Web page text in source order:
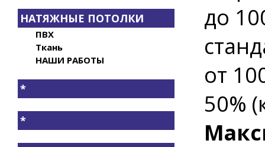
НАТЯЖНЫЕ ПОТОЛКИ
ПВХ
Ткань
НАШИ РАБОТЫ
*
*
до
от
50%